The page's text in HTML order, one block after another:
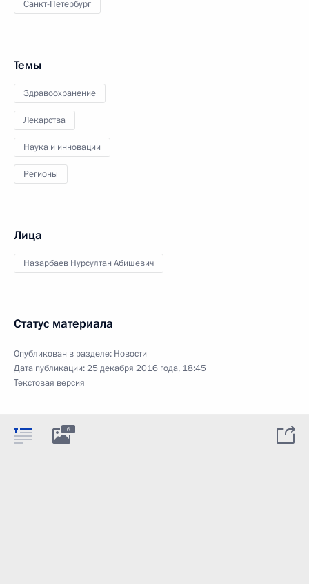
Санкт-Петербург
Темы
Здравоохранение
Лекарства
Наука и инновации
Регионы
Лица
Назарбаев Нурсултан Абишевич
Статус материала
Опубликован в разделе: Новости
Дата публикации:25 декабря 2016 года, 18:45
Текстовая версия
6